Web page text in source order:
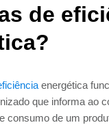
de
energética
que informa ao
consumo de um